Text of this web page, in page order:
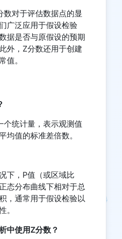
数对于评估数据点的显
广泛应用于假设检验
据是否与原假设的预期
外，Z分数还用于创建
值。
个统计量，表示观测值
均值的标准差倍数。
下，P值（或区域比
态分布曲线下相对于总
，通常用于假设检验以
。
中使用Z分数？